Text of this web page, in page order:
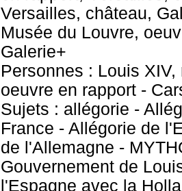
Versailles, château,
Musée du Louvre,
Galerie+
Personnes : Louis
oeuvre en rapport -
Sujets : allégorie -
France - Allégorie de
de l'Allemagne -
Gouvernement de
l'Espagne avec la